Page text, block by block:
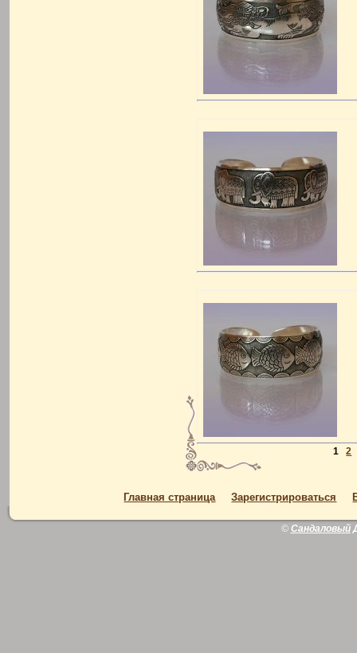
1 2
Главная страница Зарегистрироваться
© Сандаловый